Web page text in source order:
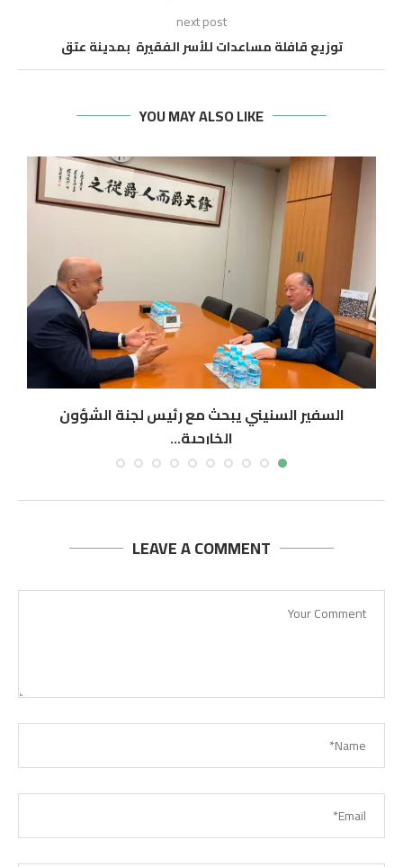
next post
توزيع قافلة مساعدات للأسر الفقيرة بمدينة عتق
YOU MAY ALSO LIKE
السفير السنيني يبحث مع رئيس لجنة الشؤون
الخارجية...
أغسطس 6, 2026
LEAVE A COMMENT